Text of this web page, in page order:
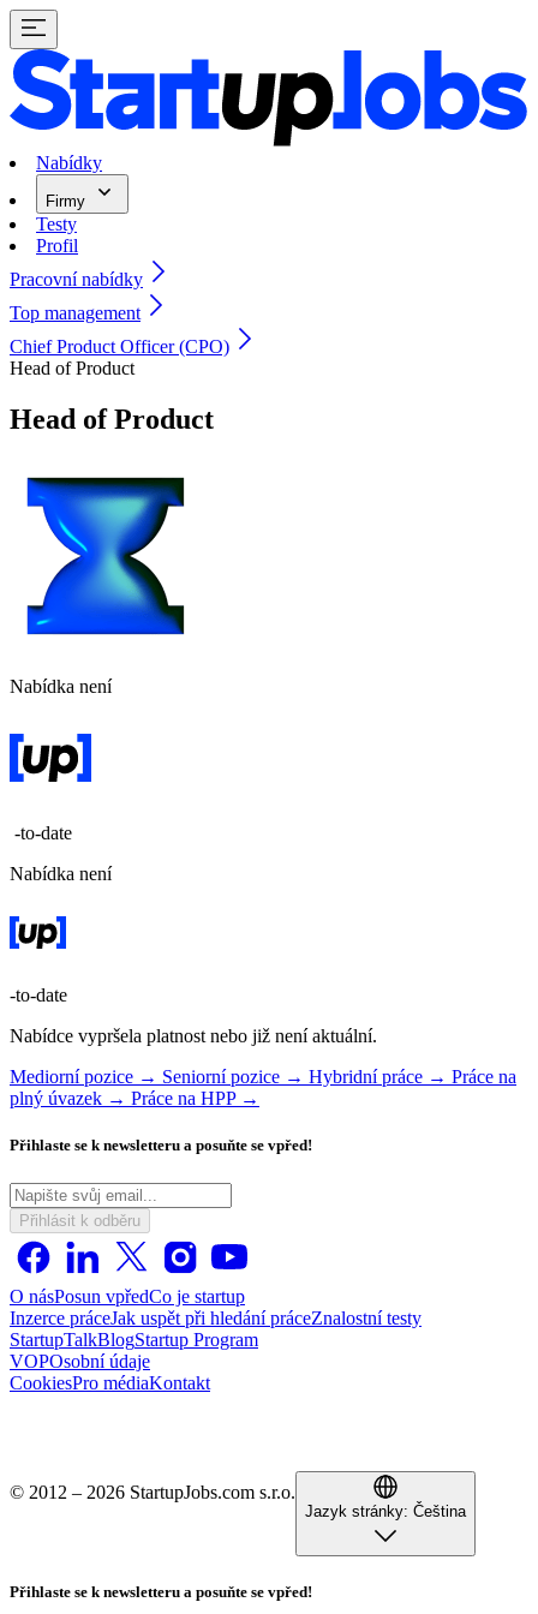
Nabídky
Firmy
Testy
Profil
Pracovní nabídky
Top management
Chief Product Officer (CPO)
Head of Product
Head of Product
Nabídka není
-to-date
Nabídka není
-to-date
Nabídce vypršela platnost nebo již není aktuální.
Mediorní pozice → Seniorní pozice → Hybridní práce → Práce na
plný úvazek → Práce na HPP →
Přihlaste se k newsletteru a posuňte se vpřed!
Přihlásit k odběru
O násPosun vpředCo je startup
Inzerce práceJak uspět při hledání práceZnalostní testy
StartupTalkBlogStartup Program
VOPOsobní údaje
CookiesPro médiaKontakt
© 2012 – 2026 StartupJobs.com s.r.o.
Jazyk stránky: Čeština
Přihlaste se k newsletteru a posuňte se vpřed!